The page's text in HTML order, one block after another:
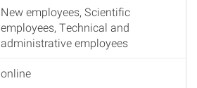
New employees, Scientific
employees, Technical and
administrative employees
online